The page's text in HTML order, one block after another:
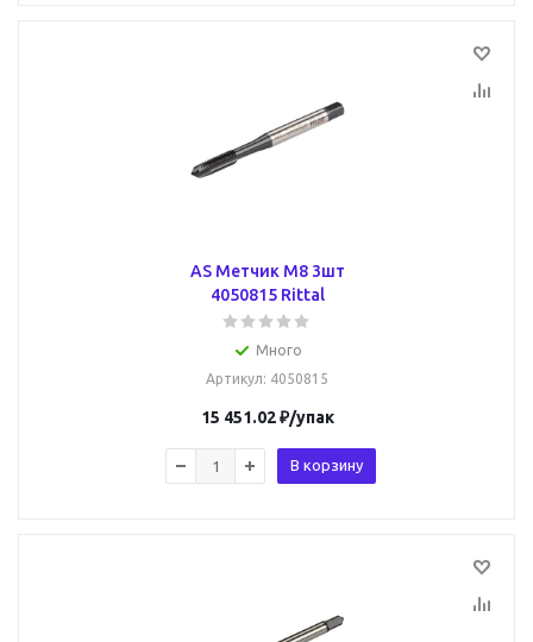
AS Метчик М8 3шт
4050815 Rittal
Много
Артикул: 4050815
15 451.02₽/упак
В корзину